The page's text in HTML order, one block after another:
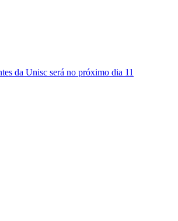
da Unisc será no próximo dia 11